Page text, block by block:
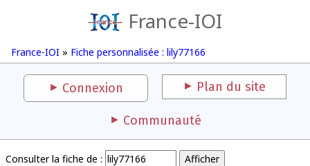
France-IOI
France-IOI » Fiche personnalisée : lily77166
Connexion Plan du site
Communauté
Consulter la fiche de :